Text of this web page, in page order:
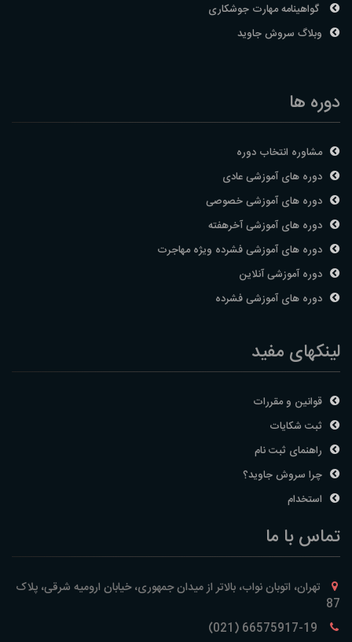
گواهینامه مهارت جوشکاری
وبلاگ سروش جاوید
دوره ها
مشاوره انتخاب دوره
دوره های آموزشی عادی
دوره های آموزشی خصوصی
دوره های آموزشی آخرهفته
دوره های آموزشی فشرده ویژه مهاجرت
دوره آموزشی آنلاین
دوره های آموزشی فشرده
لینکهای مفید
قوانین و مقررات
ثبت شکایات
راهنمای ثبت نام
چرا سروش جاوید؟
استخدام
تماس با ما
تهران، اتوبان نواب، بالاتر از میدان جمهوری، خیابان ارومیه شرقی، پلاک
87